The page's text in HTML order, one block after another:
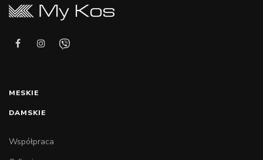
MESKIE
DAMSKIE
Współpraca